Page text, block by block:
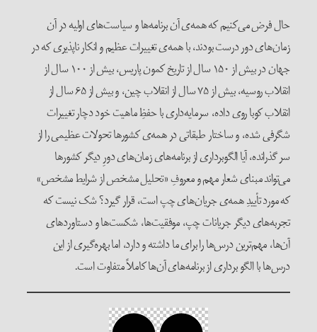
حال فرض می‌کنیم که همه‌ی آن برنامه‌ها و سیاست‌های اولیه در آن
زمان‌های دور درست بودند، با همه‌ی تغییرات عظیم و انکار ناپذیری که در
جهان در بیش از ۱۵۰ سال از تاریخ کمون پاریس، بیش از ۱۰۰ سال از
انقلاب روسیه، بیش از ۷۵ سال از انقلاب چین، و بیش از ۶۵ سال از
انقلاب کوبا روی داده، سرمایه‌داری با حفظِ ماهیت خود دچار تغییرات
شگرفی شده، و ساختار طبقاتی در همه‌ی کشورها تحولات عظیمی را از
سر گذرانده‌، آیا الگوبرداری از برنامه‌های زمان‌های دورِ دیگر کشورها
می‌تواند مبنای شعار مهم و معروفِ «تحلیل مشخص از شرایط مشخص»
که مورد تأییدِ همه‌ی جریان‌های چپ است، قرار گیرد؟ شک نیست که
تجربه‌های دیگر جریانات چپ، موفقیت‌ها، شکست‌ها و دستاوردهای
آن‌ها، مهم‌ترین درس‌ها را برای ما داشته و دارد، اما بهره‌گیری از این
درس‌ها با الگو برداری از برنامه‌های آن‌ها کاملاً متفاوت است.